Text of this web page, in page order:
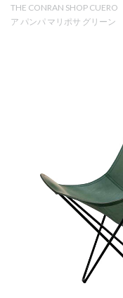
THE CONRAN SHOP
ア パンパ マリポサ グリーン